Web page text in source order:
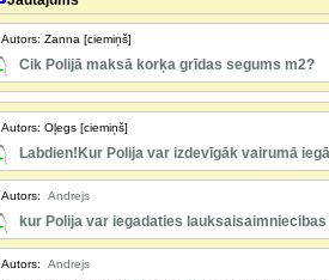
Autors: Zanna [ciemiņš]
Cik Polijā maksā korķa grīdas segums m2?
Autors: Oļegs [ciemiņš]
Labdien!Kur Polija var izdevīgāk vairumā
Autors: Andrejs
kur Polija var iegadaties
Autors: Andrejs